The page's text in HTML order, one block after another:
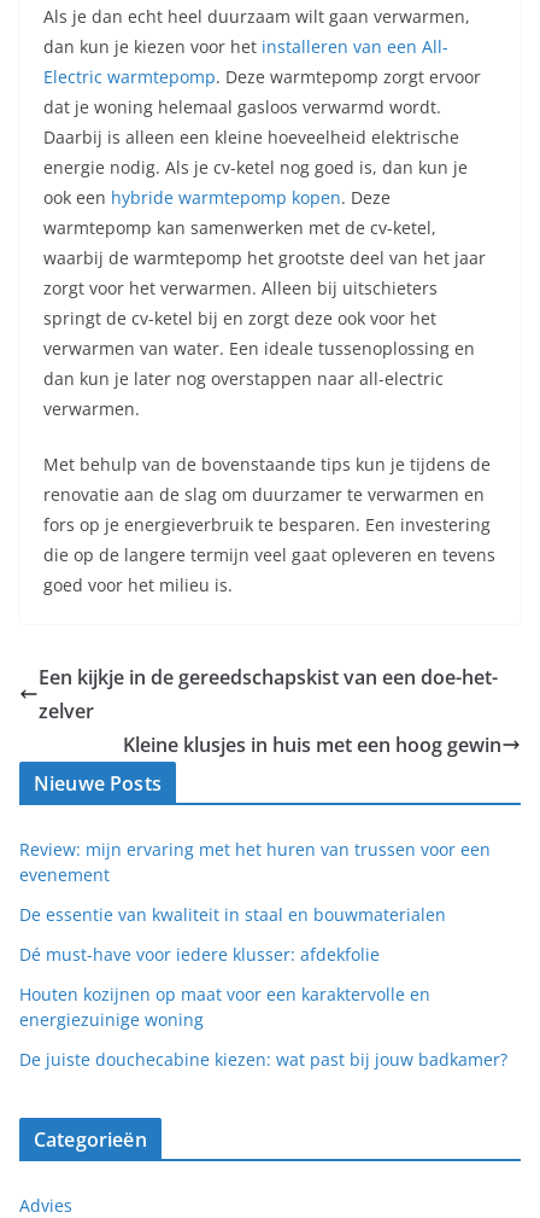
Als je dan echt heel duurzaam wilt gaan verwarmen,
dan kun je kiezen voor het installeren van een All-
Electric warmtepomp. Deze warmtepomp zorgt ervoor
dat je woning helemaal gasloos verwarmd wordt.
Daarbij is alleen een kleine hoeveelheid elektrische
energie nodig. Als je cv-ketel nog goed is, dan kun je
ook een hybride warmtepomp kopen. Deze
warmtepomp kan samenwerken met de cv-ketel,
waarbij de warmtepomp het grootste deel van het jaar
zorgt voor het verwarmen. Alleen bij uitschieters
springt de cv-ketel bij en zorgt deze ook voor het
verwarmen van water. Een ideale tussenoplossing en
dan kun je later nog overstappen naar all-electric
verwarmen.
Met behulp van de bovenstaande tips kun je tijdens de
renovatie aan de slag om duurzamer te verwarmen en
fors op je energieverbruik te besparen. Een investering
die op de langere termijn veel gaat opleveren en tevens
goed voor het milieu is.
Een kijkje in de gereedschapskist van een doe-het-
zelver
Kleine klusjes in huis met een hoog gewin
Nieuwe Posts
Review: mijn ervaring met het huren van trussen voor een
evenement
De essentie van kwaliteit in staal en bouwmaterialen
Dé must-have voor iedere klusser: afdekfolie
Houten kozijnen op maat voor een karaktervolle en
energiezuinige woning
De juiste douchecabine kiezen: wat past bij jouw badkamer?
Categorieën
Advies